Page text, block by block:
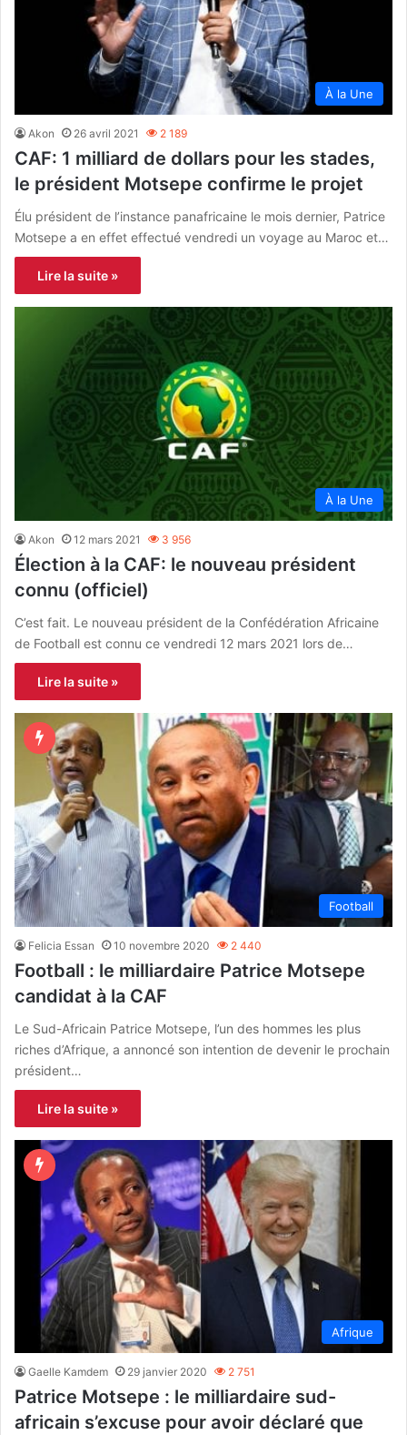
À la Une
Akon 26 avril 2021 2 189
CAF: 1 milliard de dollars pour les stades,
le président Motsepe confirme le projet
Élu président de l’instance panafricaine le mois dernier, Patrice
Motsepe a en effet effectué vendredi un voyage au Maroc et…
Lire la suite »
À la Une
Akon 12 mars 2021 3 956
Élection à la CAF: le nouveau président
connu (officiel)
C’est fait. Le nouveau président de la Confédération Africaine
de Football est connu ce vendredi 12 mars 2021 lors de…
Lire la suite »
Football
Felicia Essan 10 novembre 2020 2 440
Football : le milliardaire Patrice Motsepe
candidat à la CAF
Le Sud-Africain Patrice Motsepe, l’un des hommes les plus
riches d’Afrique, a annoncé son intention de devenir le prochain
président…
Lire la suite »
Afrique
Gaelle Kamdem 29 janvier 2020 2 751
Patrice Motsepe : le milliardaire sud-
africain s’excuse pour avoir déclaré que